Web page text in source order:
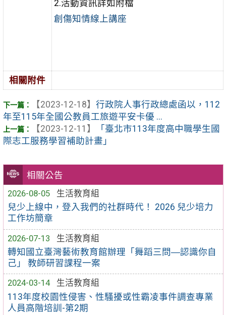
相關公告
2026-08-05
生活教育組
兒少上線中，登入我們的社群時代！ 2026 兒少培力
工作坊簡章
2026-07-13
生活教育組
轉知國立臺灣藝術教育館辦理「舞蹈三問―認識你自
己」 教師研習課程一案
2024-03-14
生活教育組
113年度校園性侵害、性騷擾或性霸凌事件調查專業
人員高階培訓-第2期
2.活動資訊詳如附檔
創傷知情線上講座
相關附件
【2023-12-18】 行政院人事行政總處函以，112
年至115年全國公教員工旅遊平安卡優 ...
【2023-12-11】
「臺北市113年度高中職學生國
際志工服務學習補助計畫」